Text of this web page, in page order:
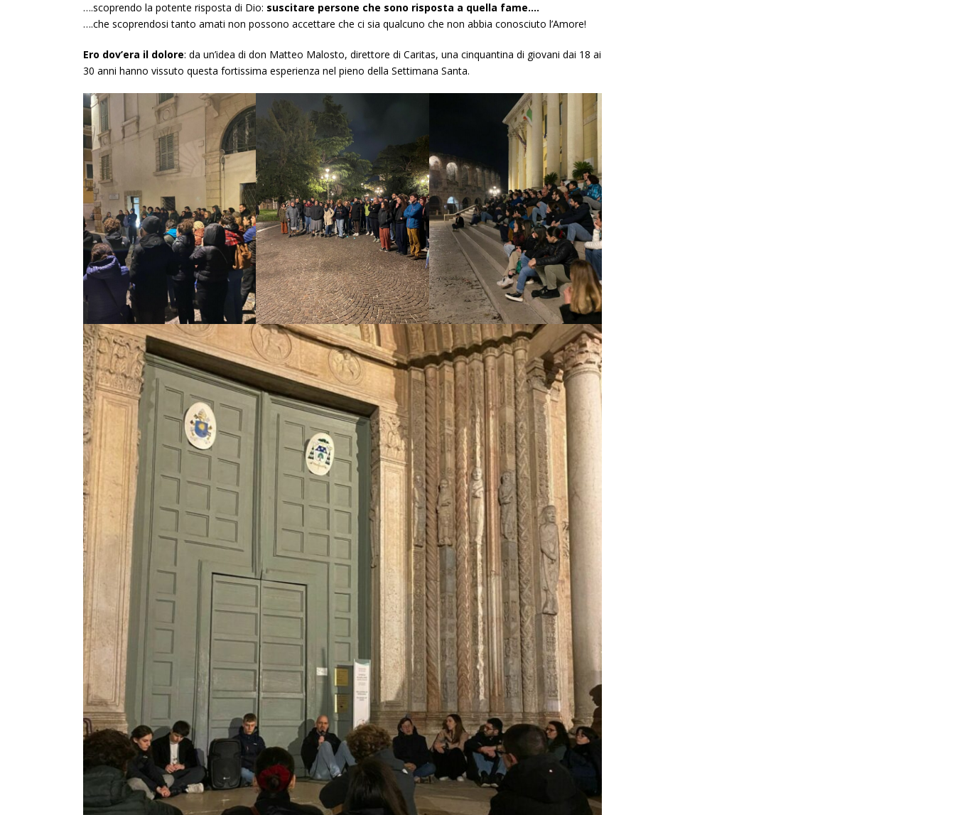
….scoprendo la potente risposta di Dio: suscitare persone che sono risposta a quella fame….
….che scoprendosi tanto amati non possono accettare che ci sia qualcuno che non abbia conosciuto l’Amore!
Ero dov’era il dolore: da un’idea di don Matteo Malosto, direttore di Caritas, una cinquantina di giovani dai 18 ai
30 anni hanno vissuto questa fortissima esperienza nel pieno della Settimana Santa.